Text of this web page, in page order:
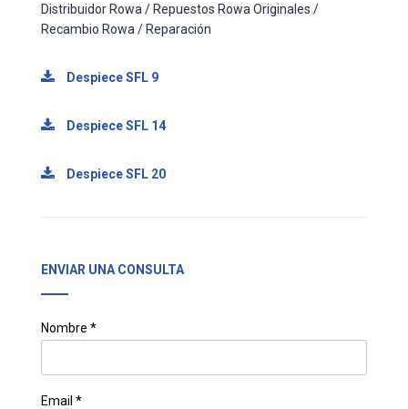
Distribuidor Rowa / Repuestos Rowa Originales /
Recambio Rowa / Reparación
Despiece SFL 9
Despiece SFL 14
Despiece SFL 20
ENVIAR UNA CONSULTA
Nombre *
Email *